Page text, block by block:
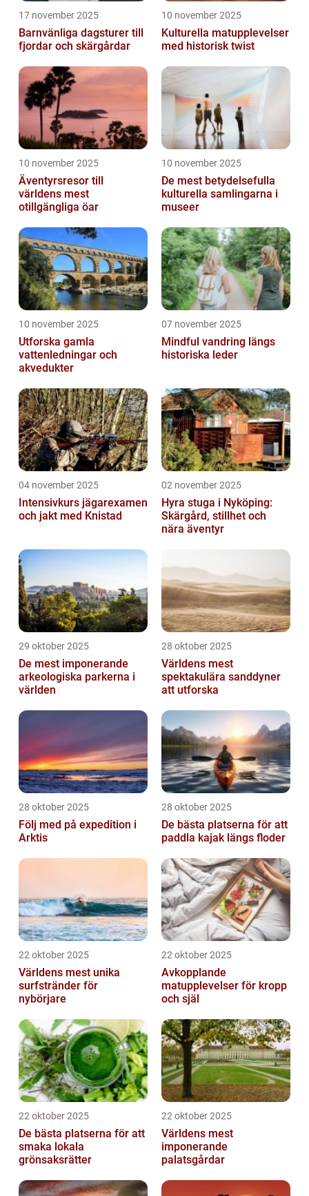
17 november 2025
Barnvänliga dagsturer till
fjordar och skärgårdar
10 november 2025
Kulturella matupplevelser
med historisk twist
10 november 2025
Äventyrsresor till
världens mest
otillgängliga öar
10 november 2025
De mest betydelsefulla
kulturella samlingarna i
museer
10 november 2025
Utforska gamla
vattenledningar och
akvedukter
07 november 2025
Mindful vandring längs
historiska leder
04 november 2025
Intensivkurs jägarexamen
och jakt med Knistad
02 november 2025
Hyra stuga i Nyköping:
Skärgård, stillhet och
nära äventyr
29 oktober 2025
De mest imponerande
arkeologiska parkerna i
världen
28 oktober 2025
Världens mest
spektakulära sanddyner
att utforska
28 oktober 2025
Följ med på expedition i
Arktis
28 oktober 2025
De bästa platserna för att
paddla kajak längs floder
22 oktober 2025
Världens mest unika
surfstränder för
nybörjare
22 oktober 2025
Avkopplande
matupplevelser för kropp
och själ
22 oktober 2025
De bästa platserna för att
smaka lokala
grönsaksrätter
22 oktober 2025
Världens mest
imponerande
palatsgårdar